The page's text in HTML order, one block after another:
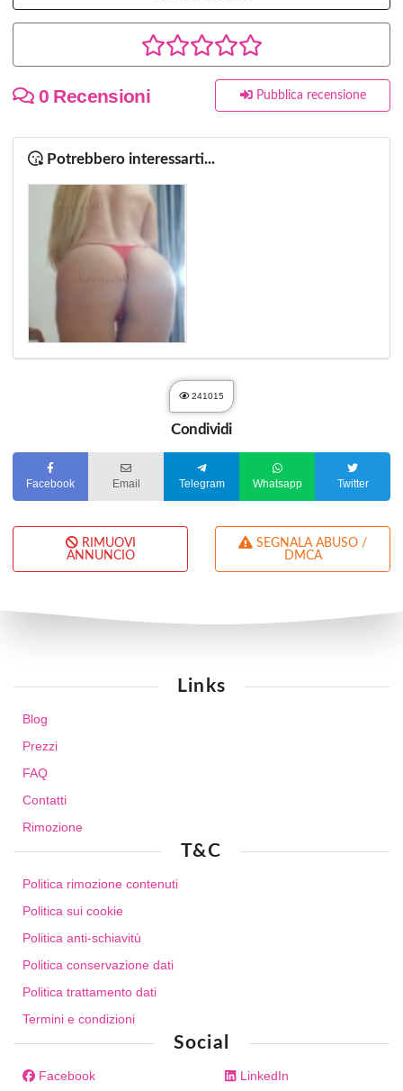
0 Recensioni Pubblica recensione
Potrebbero interessarti...
241015
Condividi
Facebook Email Telegram Whatsapp Twitter
RIMUOVI
ANNUNCIO
DMCA
Links
Blog
Prezzi
FAQ
Contatti
Rimozione
T&C
Politica rimozione contenuti
Politica sui cookie
Politica anti-schiavitù
Politica conservazione dati
Politica trattamento dati
Termini e condizioni
Social
Facebook LinkedIn